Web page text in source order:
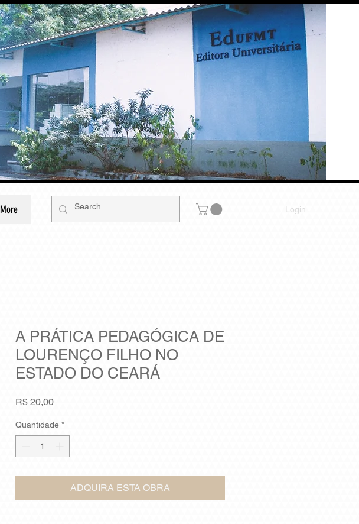
More Login
A PRÁTICA PEDAGÓGICA DE
LOURENÇO FILHO NO
ESTADO DO CEARÁ
R$ 20,00Preço
Quantidade *
ADQUIRA ESTA OBRA